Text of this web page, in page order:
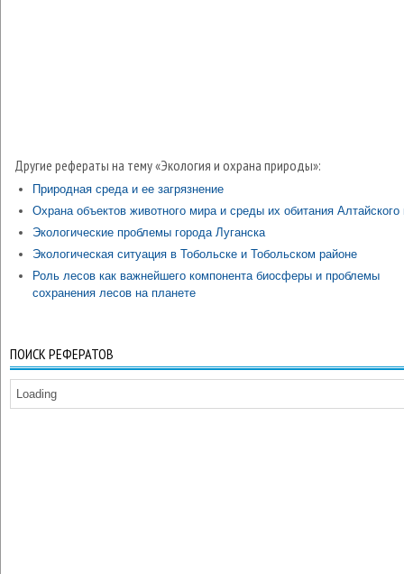
Другие рефераты на тему «Экология и охрана природы»:
Природная среда и ее загрязнение
Охрана объектов животного мира и среды их обитания Алтайского
Экологические проблемы города Луганска
Экологическая ситуация в Тобольске и Тобольском районе
Роль лесов как важнейшего компонента биосферы и проблемы
сохранения лесов на планете
ПОИСК РЕФЕРАТОВ
Loading